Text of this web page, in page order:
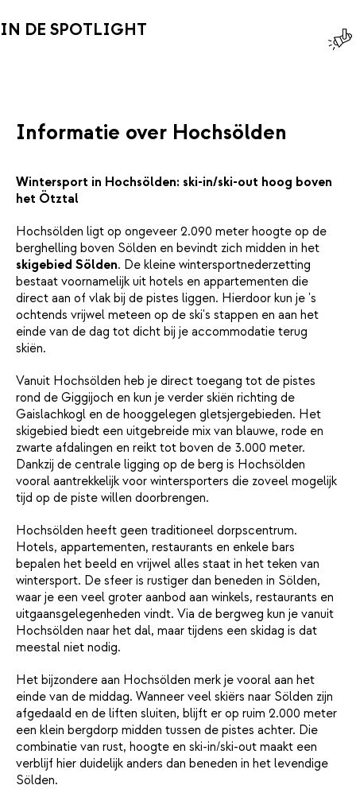
IN DE SPOTLIGHT
Informatie over Hochsölden
Wintersport in Hochsölden: ski-in/ski-out hoog boven
het Ötztal
Hochsölden ligt op ongeveer 2.090 meter hoogte op de
berghelling boven Sölden en bevindt zich midden in het
skigebied Sölden. De kleine wintersportnederzetting
bestaat voornamelijk uit hotels en appartementen die
direct aan of vlak bij de pistes liggen. Hierdoor kun je 's
ochtends vrijwel meteen op de ski's stappen en aan het
einde van de dag tot dicht bij je accommodatie terug
skiën.
Vanuit Hochsölden heb je direct toegang tot de pistes
rond de Giggijoch en kun je verder skiën richting de
Gaislachkogl en de hooggelegen gletsjergebieden. Het
skigebied biedt een uitgebreide mix van blauwe, rode en
zwarte afdalingen en reikt tot boven de 3.000 meter.
Dankzij de centrale ligging op de berg is Hochsölden
vooral aantrekkelijk voor wintersporters die zoveel mogelijk
tijd op de piste willen doorbrengen.
Hochsölden heeft geen traditioneel dorpscentrum.
Hotels, appartementen, restaurants en enkele bars
bepalen het beeld en vrijwel alles staat in het teken van
wintersport. De sfeer is rustiger dan beneden in Sölden,
waar je een veel groter aanbod aan winkels, restaurants en
uitgaansgelegenheden vindt. Via de bergweg kun je vanuit
Hochsölden naar het dal, maar tijdens een skidag is dat
meestal niet nodig.
Het bijzondere aan Hochsölden merk je vooral aan het
einde van de middag. Wanneer veel skiërs naar Sölden zijn
afgedaald en de liften sluiten, blijft er op ruim 2.000 meter
een klein bergdorp midden tussen de pistes achter. Die
combinatie van rust, hoogte en ski-in/ski-out maakt een
verblijf hier duidelijk anders dan beneden in het levendige
Sölden.